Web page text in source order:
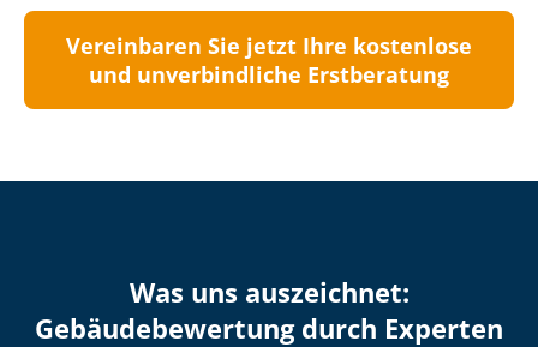
Vereinbaren Sie jetzt Ihre kostenlose
und unverbindliche Erstberatung
Was uns auszeichnet:
Ge­bäu­de­be­wer­tung durch Experten